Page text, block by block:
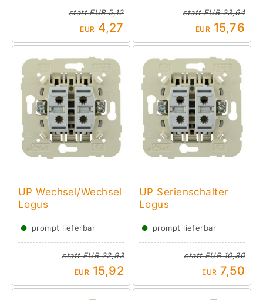
stattEUR 5,12
EUR 4,27
stattEUR 23,64
EUR 15,76
UP Wechsel/Wechsel
Logus
● prompt lieferbar
stattEUR 22,93
EUR 15,92
UP Serienschalter
Logus
● prompt lieferbar
stattEUR 10,80
EUR 7,50